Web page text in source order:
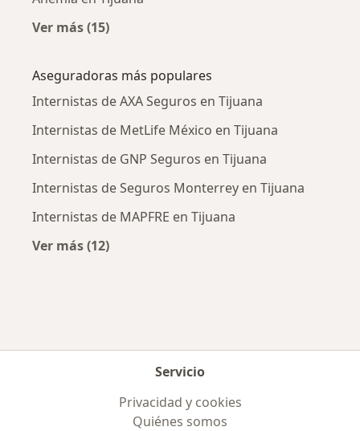
Ver más (15)
Aseguradoras más populares
Internistas de AXA Seguros en Tijuana
Internistas de MetLife México en Tijuana
Internistas de GNP Seguros en Tijuana
Internistas de Seguros Monterrey en Tijuana
Internistas de MAPFRE en Tijuana
Ver más (12)
Servicio
Privacidad y cookies
Quiénes somos